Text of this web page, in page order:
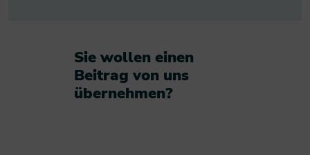
Sie wollen einen
Beitrag von uns
übernehmen?​